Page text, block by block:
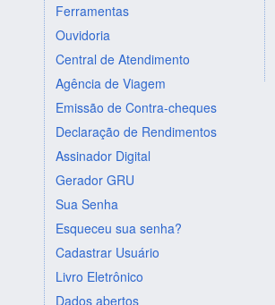
Ferramentas
Ouvidoria
Central de Atendimento
Agência de Viagem
Emissão de Contra-cheques
Declaração de Rendimentos
Assinador Digital
Gerador GRU
Sua Senha
Esqueceu sua senha?
Cadastrar Usuário
Livro Eletrônico
Dados abertos